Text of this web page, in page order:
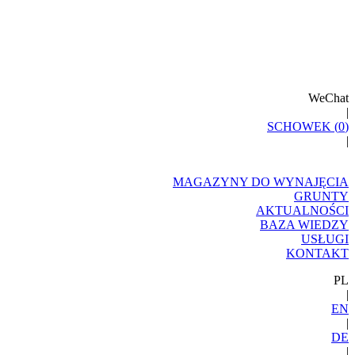
WeChat
|
SCHOWEK (0)
|
MAGAZYNY DO WYNAJĘCIA
GRUNTY
AKTUALNOŚCI
BAZA WIEDZY
USŁUGI
KONTAKT
PL
|
EN
|
DE
|